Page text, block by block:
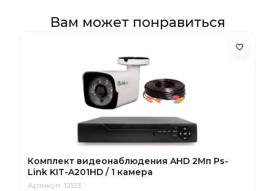
Вам может понравиться
Комплект видеонаблюдения AHD 2Мп Ps-
Link KIT-A201HD / 1 камера
Артикул: 12123